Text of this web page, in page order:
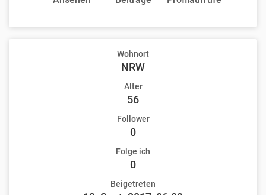
Wohnort
NRW
Alter
56
Follower
0
Folge ich
0
Beigetreten